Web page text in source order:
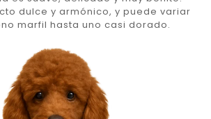
dulce y armónico, y puede variar
marfil hasta uno casi dorado.